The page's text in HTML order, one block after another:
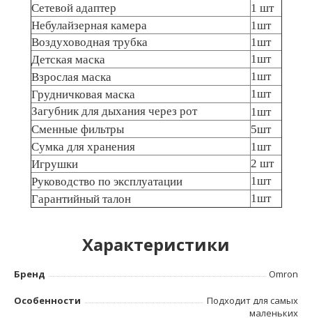
Сетевой адаптер
1 шт
Небулайзерная камера
1шт
Воздуховодная трубка
1шт
Детская маска
1шт
Взрослая маска
1шт
Грудничковая маска
1шт
Загубник для дыхания через рот
1шт
Сменные фильтры
5шт
Сумка для хранения
1шт
Игрушки
2 шт
Руководство по эксплуатации
1шт
Гарантийный талон
1шт
Характеристики
Бренд Omron
Особенности
Подходит для самых
маленьких